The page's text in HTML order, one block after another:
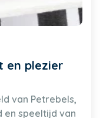
en plezier
van Petrebels,
speeltijd van